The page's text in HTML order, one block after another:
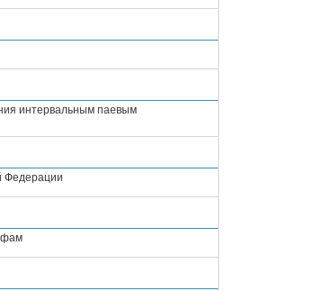
интервальным паевым
Федерации